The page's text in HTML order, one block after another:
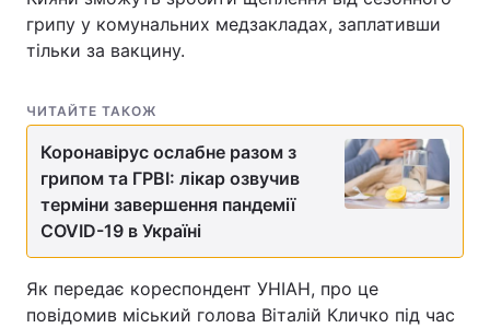
грипу у комунальних медзакладах, заплативши
тільки за вакцину.
ЧИТАЙТЕ ТАКОЖ
Коронавірус ослабне разом з
грипом та ГРВІ: лікар озвучив
терміни завершення пандемії
COVID-19 в Україні
Як передає кореспондент УНІАН, про це
повідомив міський голова Віталій Кличко під час